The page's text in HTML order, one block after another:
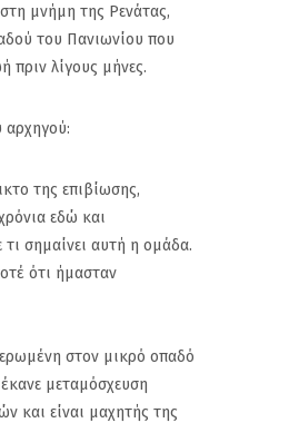
μνήμη της Ρενάτας,
του Πανιωνίου που
πριν λίγους μήνες.
αρχηγού:
της επιβίωσης,
εδώ και
σημαίνει αυτή η ομάδα.
ότι ήμασταν
στον μικρό οπαδό
μεταμόσχευση
και είναι μαχητής της